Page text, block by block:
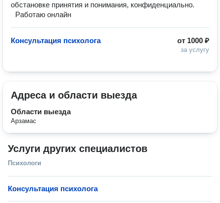
обстановке принятия и понимания, конфиденциально.
Работаю онлайн
от 1000 ₽
за услугу
Консультация психолога
Адреса и области выезда
Области выезда
Арзамас
Услуги других специалистов
Психологи
Консультация психолога